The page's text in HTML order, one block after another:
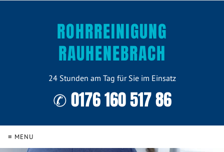
ROHRREINIGUNG
RAUHENEBRACH
24 Stunden am Tag für Sie im Einsatz
✆ 0176 160 517 86
≡ MENU